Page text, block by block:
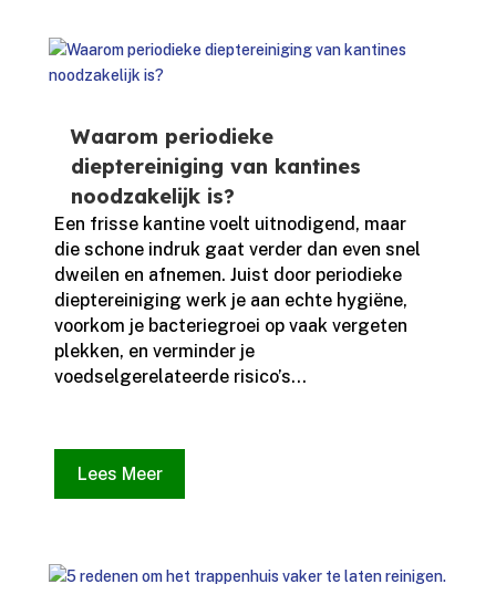
Waarom periodieke
dieptereiniging van kantines
noodzakelijk is?
Een frisse kantine voelt uitnodigend, maar
die schone indruk gaat verder dan even snel
dweilen en afnemen.​ Juist door periodieke
dieptereiniging werk je aan echte hygiëne,
voorkom je bacteriegroei op vaak vergeten
plekken, en verminder je
voedselgerelateerde risico’s...
Lees Meer